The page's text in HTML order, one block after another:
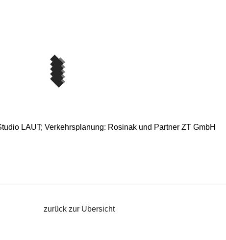
LAUT; Verkehrsplanung: Rosinak und Partner ZT GmbH
zurück zur Übersicht